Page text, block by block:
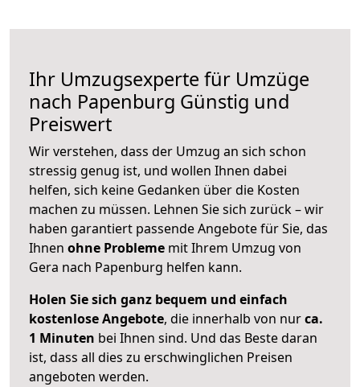
Ihr Umzugsexperte für Umzüge
nach Papenburg Günstig und
Preiswert
Wir verstehen, dass der Umzug an sich schon
stressig genug ist, und wollen Ihnen dabei
helfen, sich keine Gedanken über die Kosten
machen zu müssen. Lehnen Sie sich zurück – wir
haben garantiert passende Angebote für Sie, das
Ihnen ohne Probleme mit Ihrem Umzug von
Gera nach Papenburg helfen kann.
Holen Sie sich ganz bequem und einfach
kostenlose Angebote, die innerhalb von nurca.
1 Minuten bei Ihnen sind. Und das Beste daran
ist, dass all dies zu erschwinglichen Preisen
angeboten werden.